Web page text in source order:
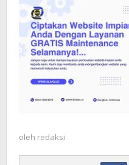
oleh redaksi